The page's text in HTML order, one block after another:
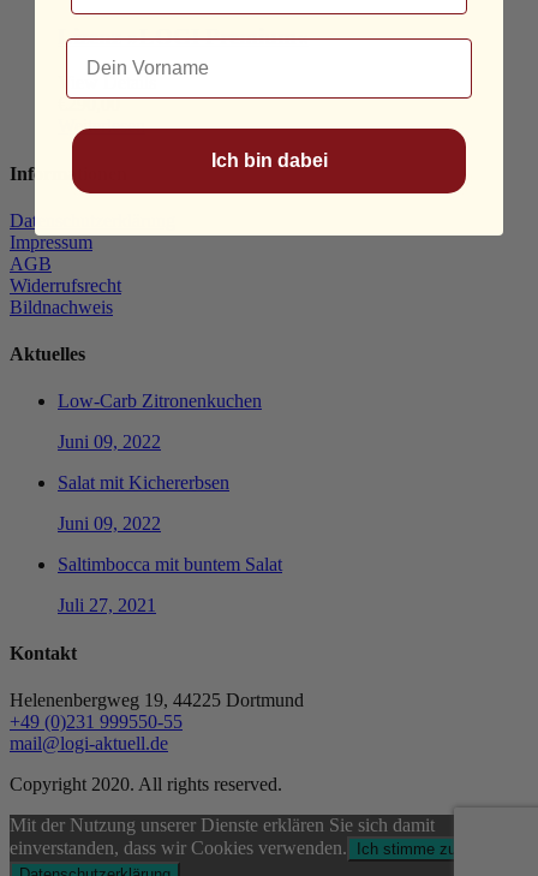
Lizenz »LOGI Premium«
€290,00
Weiterlesen
Informationen
Datenschutzerklärung
Impressum
AGB
Widerrufsrecht
Bildnachweis
Aktuelles
Low-Carb Zitronenkuchen
Juni 09, 2022
Salat mit Kichererbsen
Juni 09, 2022
Saltimbocca mit buntem Salat
Juli 27, 2021
Kontakt
Helenenbergweg 19, 44225 Dortmund
+49 (0)231 999550-55
mail@logi-aktuell.de
Copyright 2020. All rights reserved.
Mit der Nutzung unserer Dienste erklären Sie sich damit
einverstanden, dass wir Cookies verwenden.
Ich stimme zu
Dein Name
Ich bin dabei